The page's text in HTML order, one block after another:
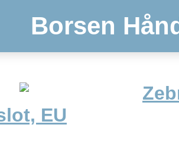
Borsen
EU